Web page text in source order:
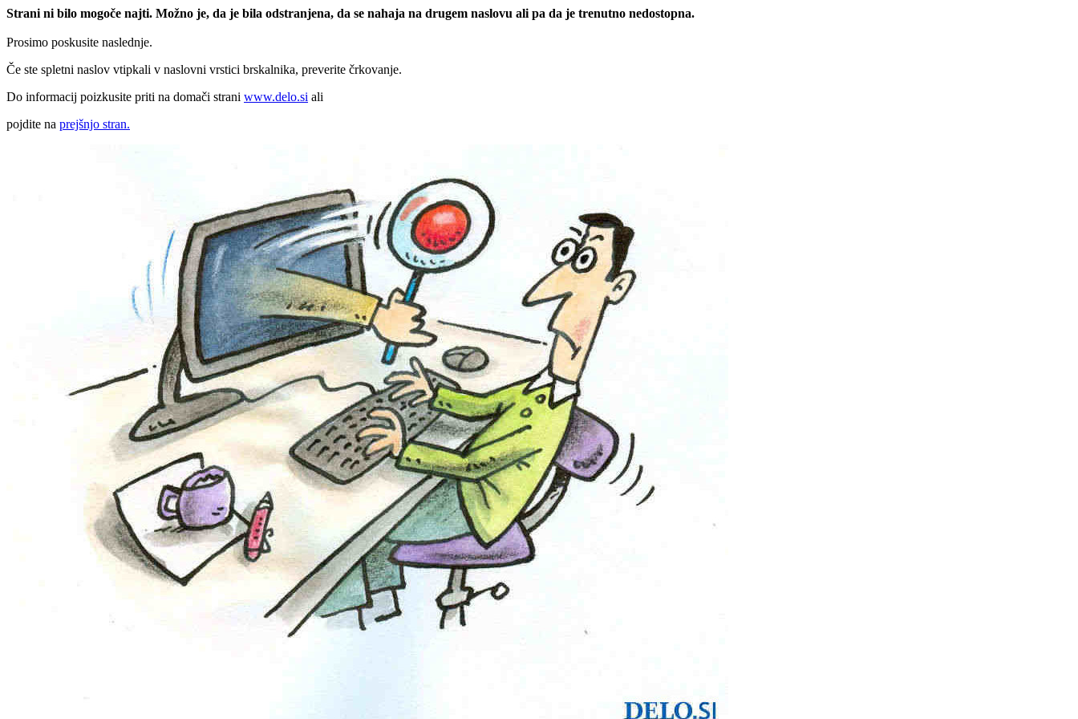
Strani ni bilo mogoče najti. Možno je, da je bila odstranjena, da se nahaja na drugem naslovu ali pa da je trenutno nedostopna.
Prosimo poskusite naslednje.
Če ste spletni naslov vtipkali v naslovni vrstici brskalnika, preverite črkovanje.
Do informacij poizkusite priti na domači strani www.delo.si ali
pojdite na prejšnjo stran.